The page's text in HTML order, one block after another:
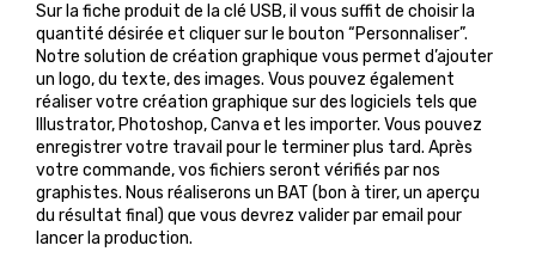
Sur la fiche produit de la clé USB, il vous suffit de choisir la
quantité désirée et cliquer sur le bouton “Personnaliser”.
Notre solution de création graphique vous permet d’ajouter
un logo, du texte, des images. Vous pouvez également
réaliser votre création graphique sur des logiciels tels que
Illustrator, Photoshop, Canva et les importer. Vous pouvez
enregistrer votre travail pour le terminer plus tard. Après
votre commande, vos fichiers seront vérifiés par nos
graphistes. Nous réaliserons un BAT (bon à tirer, un aperçu
du résultat final) que vous devrez valider par email pour
lancer la production.